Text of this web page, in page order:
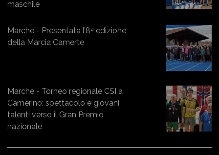
maschile
Marche - Presentata l’8ª edizione
della Marcia Camerte
Marche - Torneo regionale CSI a
Camerino: spettacolo e giovani
talenti verso il Gran Premio
nazionale